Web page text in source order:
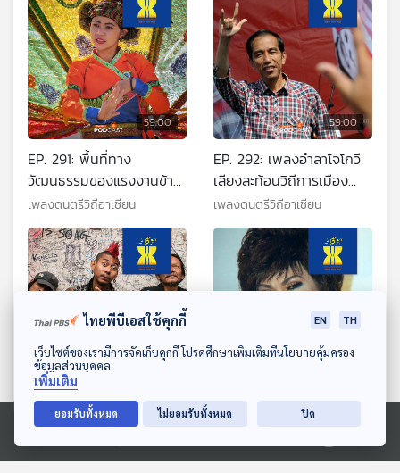
ดาวน์โหลด Thai PBS Podcast Application
Ⓒ 2020 องค์การกระจายเสียงและแพร่ภาพสาธารณะแห่งประเทศไทย
59:00
EP. 291: พื้นที่ทาง
วัฒนธรรมของแรงงานข้าม
ชาติไทใหญ่ เพลงจายล้อม
วุน
เพลงดนตรีวิถีอาเซียน
59:00
EP. 292: เพลงอำลาโจโกวี
เสียงสะท้อนวิถีการเมือง
อินโดนีเซีย
เพลงดนตรีวิถีอาเซียน
EP. 293: เสียงพุทธพังก์
The Rebel Riot
เพลงดนตรีวิถีอาเซียน
EP. 294: เสียงเพลงแห่งเสรี
เพศอาเซียน ตอนที่1 Dorce
Gamalama วาเรียตัวแม่
เพลงดนตรีวิถีอาเซียน
ไทยพีบีเอสใช้คุกกี้ EN TH
เว็บไซต์ของเรามีการจัดเก็บคุกกี้ โปรดศึกษาเพิ่มเติมที่นโยบายคุ้มครอง
ข้อมูลส่วนบุคคล
เพิ่มเติม
ยอมรับทั้งหมด ไม่ยอมรับทั้งหมด ปิด